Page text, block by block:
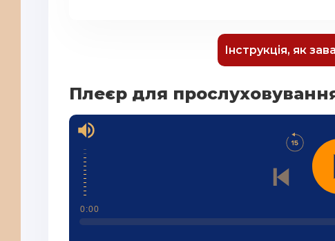
Інструкція, як
Плеєр для
0:00